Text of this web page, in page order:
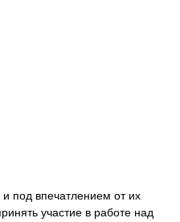
под впечатлением от их
участие в работе над